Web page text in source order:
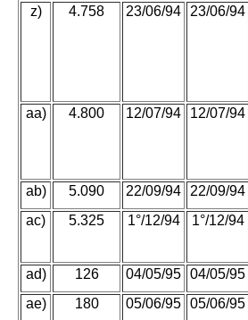
z) 4.758 23/06/94 23/06/94
aa) 4.800 12/07/94 12/07/94
ab) 5.090 22/09/94 22/09/94
ac) 5.325 1°/12/94 1°/12/94
ad) 126 04/05/95 04/05/95
ae) 180 05/06/95 05/06/95